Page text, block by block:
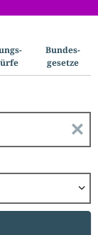
Bundes­
gesetze
n
g